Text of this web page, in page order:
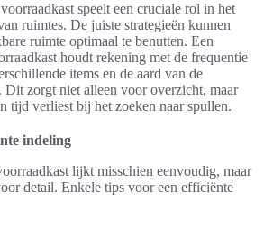
speelt een cruciale rol in het
ruimtes. De juiste strategieën kunnen
ruimte optimaal te benutten. Een
houdt rekening met de frequentie
items en de aard van de
Dit zorgt niet alleen voor overzicht, maar
tijd verliest bij het zoeken naar spullen.
indeling
lijkt misschien eenvoudig, maar
detail. Enkele tips voor een efficiënte